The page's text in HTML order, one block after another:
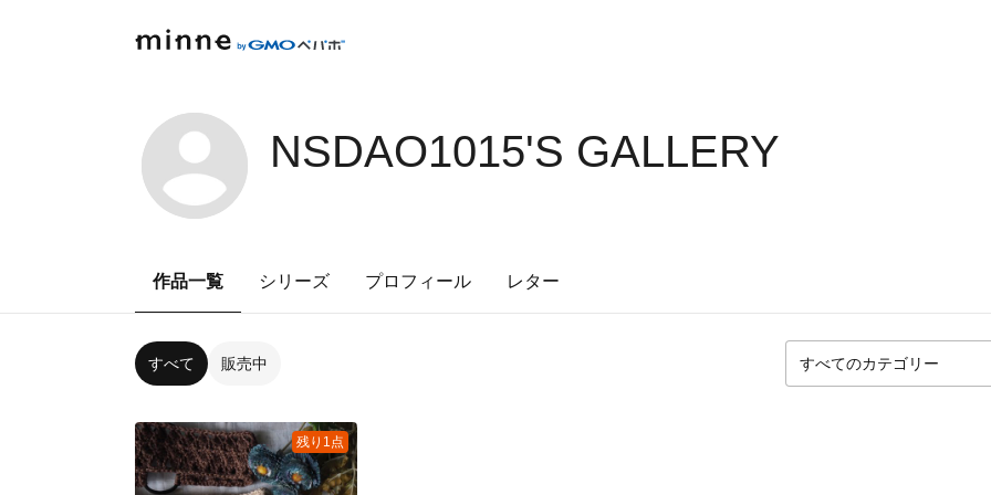
NSDAO1015'S GALLERY
作品一覧 シリーズ プロフィール レター
すべて 販売中
残り1点